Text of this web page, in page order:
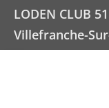
LODEN CLUB
Villefranche-